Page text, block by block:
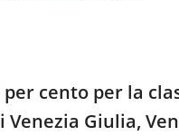
cento per la
Venezia Giulia,